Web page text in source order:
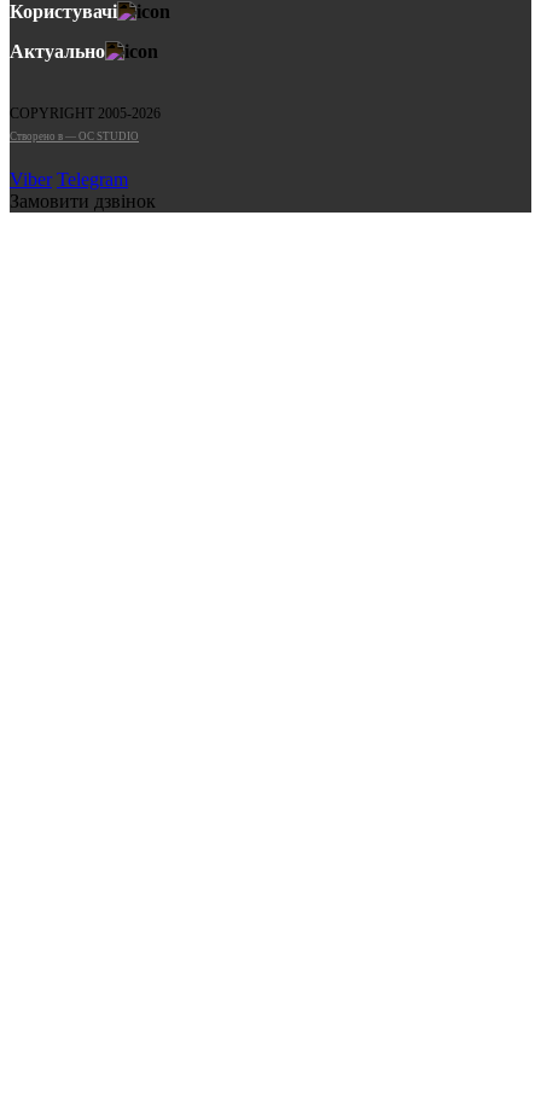
Користувачі
Актуально
COPYRIGHT 2005-2026
Cтворено в — OC STUDIO
Viber Telegram
Замовити дзвінок